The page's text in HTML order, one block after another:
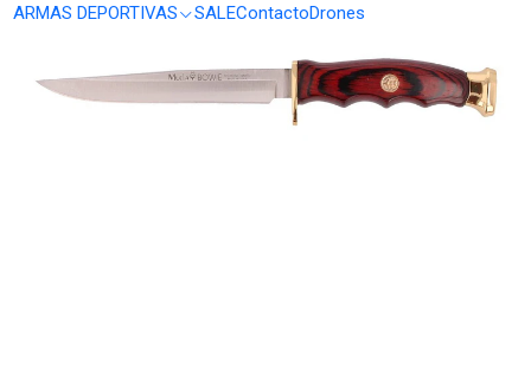
ARMAS DEPORTIVAS SALEContactoDrones